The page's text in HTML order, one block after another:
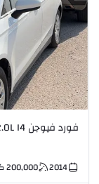
فورد فيوجن S 2.0L I4
2014
200,000